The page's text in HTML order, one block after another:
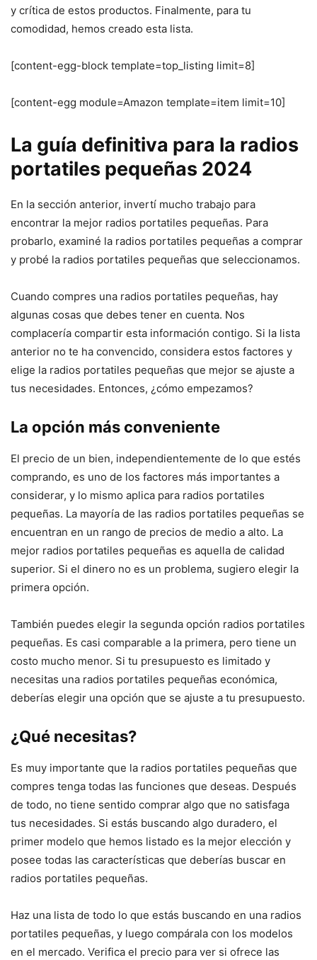
y crítica de estos productos. Finalmente, para tu
comodidad, hemos creado esta lista.
[content-egg-block template=top_listing limit=8]
[content-egg module=Amazon template=item limit=10]
La guía definitiva para la radios
portatiles pequeñas 2024
En la sección anterior, invertí mucho trabajo para
encontrar la mejor radios portatiles pequeñas. Para
probarlo, examiné la radios portatiles pequeñas a comprar
y probé la radios portatiles pequeñas que seleccionamos.
Cuando compres una radios portatiles pequeñas, hay
algunas cosas que debes tener en cuenta. Nos
complacería compartir esta información contigo. Si la lista
anterior no te ha convencido, considera estos factores y
elige la radios portatiles pequeñas que mejor se ajuste a
tus necesidades. Entonces, ¿cómo empezamos?
La opción más conveniente
El precio de un bien, independientemente de lo que estés
comprando, es uno de los factores más importantes a
considerar, y lo mismo aplica para radios portatiles
pequeñas. La mayoría de las radios portatiles pequeñas se
encuentran en un rango de precios de medio a alto. La
mejor radios portatiles pequeñas es aquella de calidad
superior. Si el dinero no es un problema, sugiero elegir la
primera opción.
También puedes elegir la segunda opción radios portatiles
pequeñas. Es casi comparable a la primera, pero tiene un
costo mucho menor. Si tu presupuesto es limitado y
necesitas una radios portatiles pequeñas económica,
deberías elegir una opción que se ajuste a tu presupuesto.
¿Qué necesitas?
Es muy importante que la radios portatiles pequeñas que
compres tenga todas las funciones que deseas. Después
de todo, no tiene sentido comprar algo que no satisfaga
tus necesidades. Si estás buscando algo duradero, el
primer modelo que hemos listado es la mejor elección y
posee todas las características que deberías buscar en
radios portatiles pequeñas.
Haz una lista de todo lo que estás buscando en una radios
portatiles pequeñas, y luego compárala con los modelos
en el mercado. Verifica el precio para ver si ofrece las